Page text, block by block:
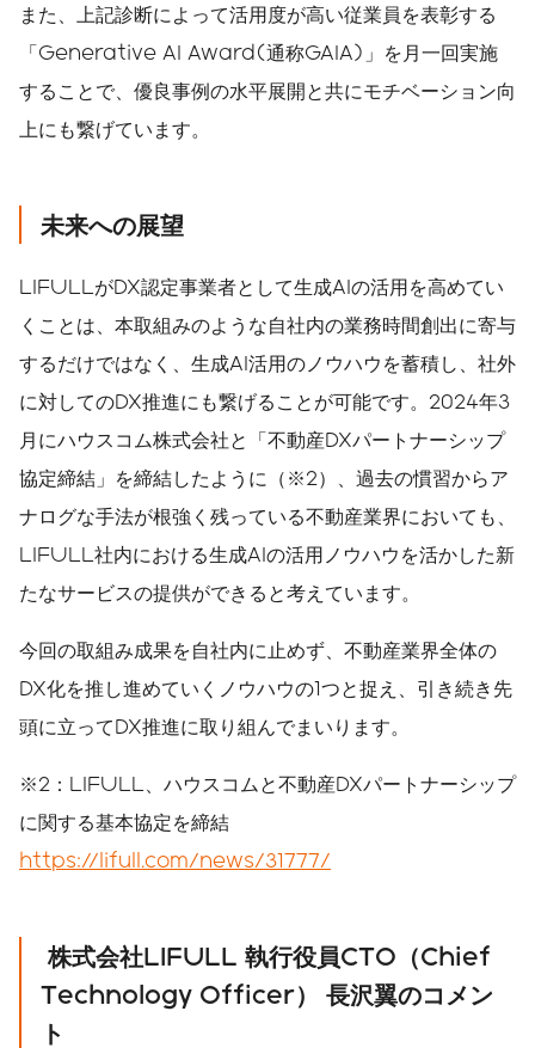
また、上記診断によって活用度が高い従業員を表彰する
「Generative AI Award(通称GAIA)」を月一回実施
することで、優良事例の水平展開と共にモチベーション向
上にも繋げています。
未来への展望
LIFULLがDX認定事業者として生成AIの活用を高めてい
くことは、本取組みのような自社内の業務時間創出に寄与
するだけではなく、生成AI活用のノウハウを蓄積し、社外
に対してのDX推進にも繋げることが可能です。2024年3
月にハウスコム株式会社と「不動産DXパートナーシップ
協定締結」を締結したように（※2）、過去の慣習からア
ナログな手法が根強く残っている不動産業界においても、
LIFULL社内における生成AIの活用ノウハウを活かした新
たなサービスの提供ができると考えています。
今回の取組み成果を自社内に止めず、不動産業界全体の
DX化を推し進めていくノウハウの1つと捉え、引き続き先
頭に立ってDX推進に取り組んでまいります。
※2：LIFULL、ハウスコムと不動産DXパートナーシップ
に関する基本協定を締結
https://lifull.com/news/31777/
株式会社LIFULL 執行役員CTO （Chief
Technology Officer）
長沢翼のコメン
ト